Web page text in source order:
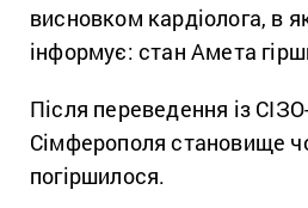
висновком кардіолога, в
інформує: стан Амета
Після переведення із
Сімферополя становище
погіршилося.